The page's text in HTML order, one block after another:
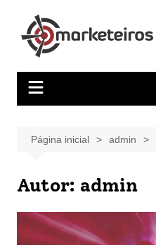
Página inicial admin
Autor: admin